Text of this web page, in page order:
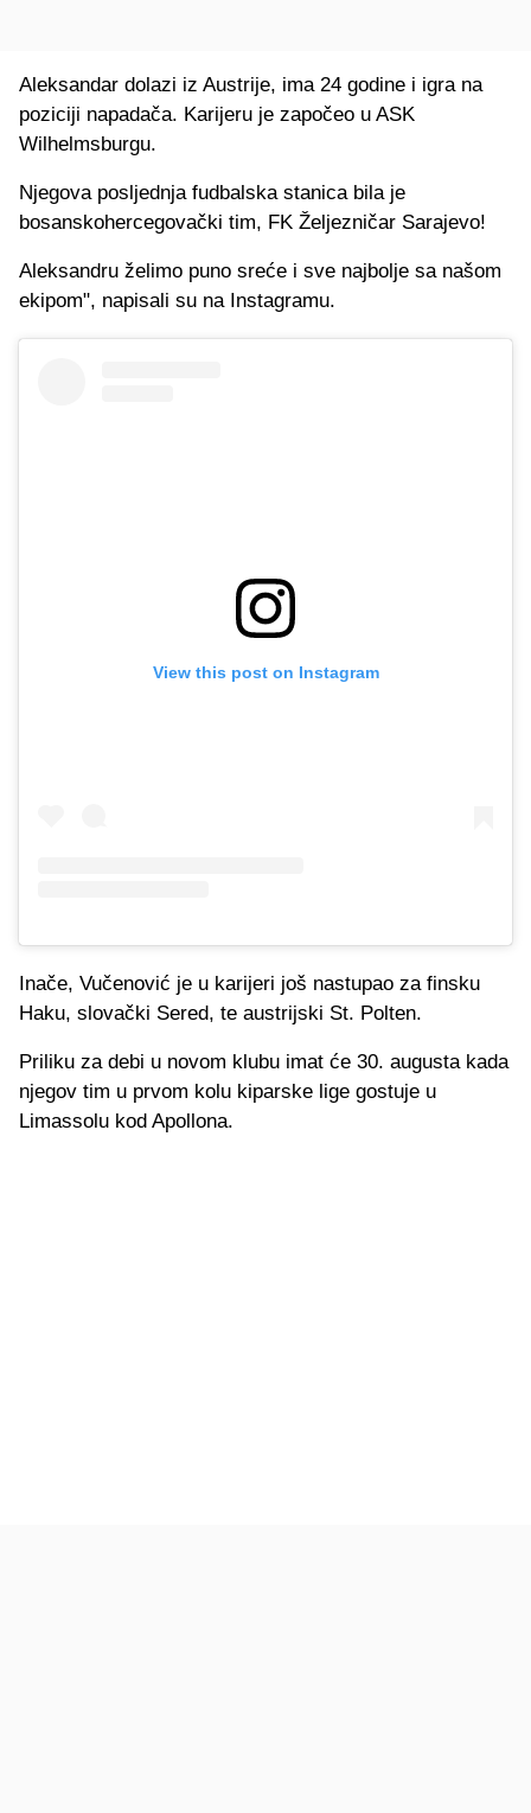
Aleksandar dolazi iz Austrije, ima 24 godine i igra na
poziciji napadača. Karijeru je započeo u ASK
Wilhelmsburgu.
Njegova posljednja fudbalska stanica bila je
bosanskohercegovački tim, FK Željezničar Sarajevo!
Aleksandru želimo puno sreće i sve najbolje sa našom
ekipom", napisali su na Instagramu.
View this post on Instagram
Inače, Vučenović je u karijeri još nastupao za finsku
Haku, slovački Sered, te austrijski St. Polten.
Priliku za debi u novom klubu imat će 30. augusta kada
njegov tim u prvom kolu kiparske lige gostuje u
Limassolu kod Apollona.